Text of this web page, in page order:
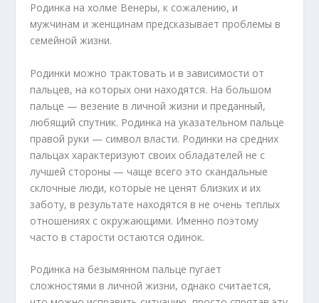
Родинка на холме Венеры, к сожалению, и
мужчинам и женщинам предсказывает проблемы в
семейной жизни.
Родинки можно трактовать и в зависимости от
пальцев, на которых они находятся. На большом
пальце — везение в личной жизни и преданный,
любящий спутник. Родинка на указательном пальце
правой руки — символ власти. Родинки на средних
пальцах характеризуют своих обладателей не с
лучшей стороны — чаще всего это скандальные
склочные люди, которые не ценят близких и их
заботу, в результате находятся в не очень теплых
отношениях с окружающими. Именно поэтому
часто в старости остаются одинок.
Родинка на безымянном пальце пугает
сложностями в личной жизни, однако считается,